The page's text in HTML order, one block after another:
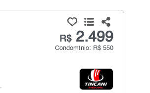
R$2.499
Condomínio: R$ 550